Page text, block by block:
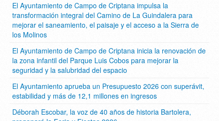
El Ayuntamiento de Campo de Criptana impulsa la
transformación integral del Camino de La Guindalera para
mejorar el saneamiento, el paisaje y el acceso a la Sierra de
los Molinos
El Ayuntamiento de Campo de Criptana inicia la renovación de
la zona infantil del Parque Luis Cobos para mejorar la
seguridad y la salubridad del espacio
El Ayuntamiento aprueba un Presupuesto 2026 con superávit,
estabilidad y más de 12,1 millones en ingresos
Déborah Escobar, la voz de 40 años de historia Bartolera,